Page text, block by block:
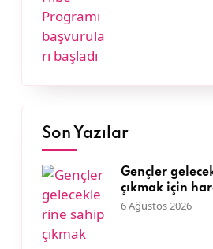
Son Yazılar
Gençler
çıkmak için
6 Ağustos 2026